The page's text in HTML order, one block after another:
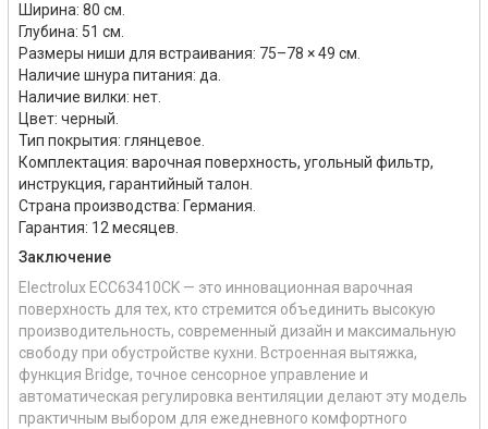
Ширина: 80 см.
Глубина: 51 см.
Размеры ниши для встраивания: 75–78 × 49 см.
Наличие шнура питания: да.
Наличие вилки: нет.
Цвет: черный.
Тип покрытия: глянцевое.
Комплектация: варочная поверхность, угольный фильтр,
инструкция, гарантийный талон.
Страна производства: Германия.
Гарантия: 12 месяцев.
Заключение
Electrolux ECC63410CK — это инновационная варочная
поверхность для тех, кто стремится объединить высокую
производительность, современный дизайн и максимальную
свободу при обустройстве кухни. Встроенная вытяжка,
функция Bridge, точное сенсорное управление и
автоматическая регулировка вентиляции делают эту модель
практичным выбором для ежедневного комфортного